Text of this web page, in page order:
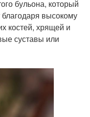
бульона, который
высокому
костей, хрящей и
суставы или